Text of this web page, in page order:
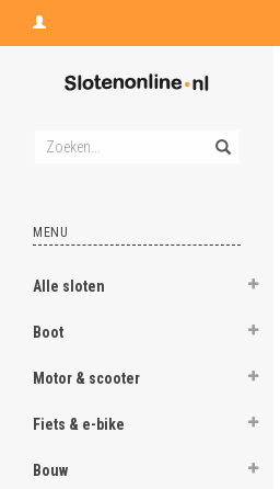
MENU
Alle sloten
Boot
Motor & scooter
Fiets & e-bike
Bouw